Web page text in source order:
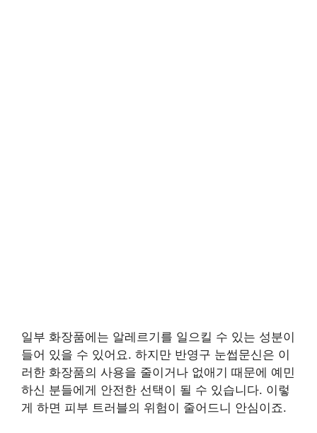
일부 화장품에는 알레르기를 일으킬 수 있는 성분이
들어 있을 수 있어요. 하지만 반영구 눈썹문신은 이
러한 화장품의 사용을 줄이거나 없애기 때문에 예민
하신 분들에게 안전한 선택이 될 수 있습니다. 이렇
게 하면 피부 트러블의 위험이 줄어드니 안심이죠.